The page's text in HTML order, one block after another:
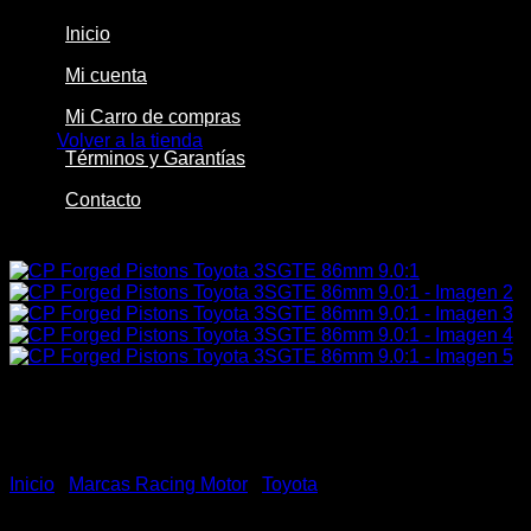
Volver a la tienda
Inicio
Mi cuenta
Mi Carro de compras
Términos y Garantías
Contacto
Inicio Marcas Racing Motor Toyota